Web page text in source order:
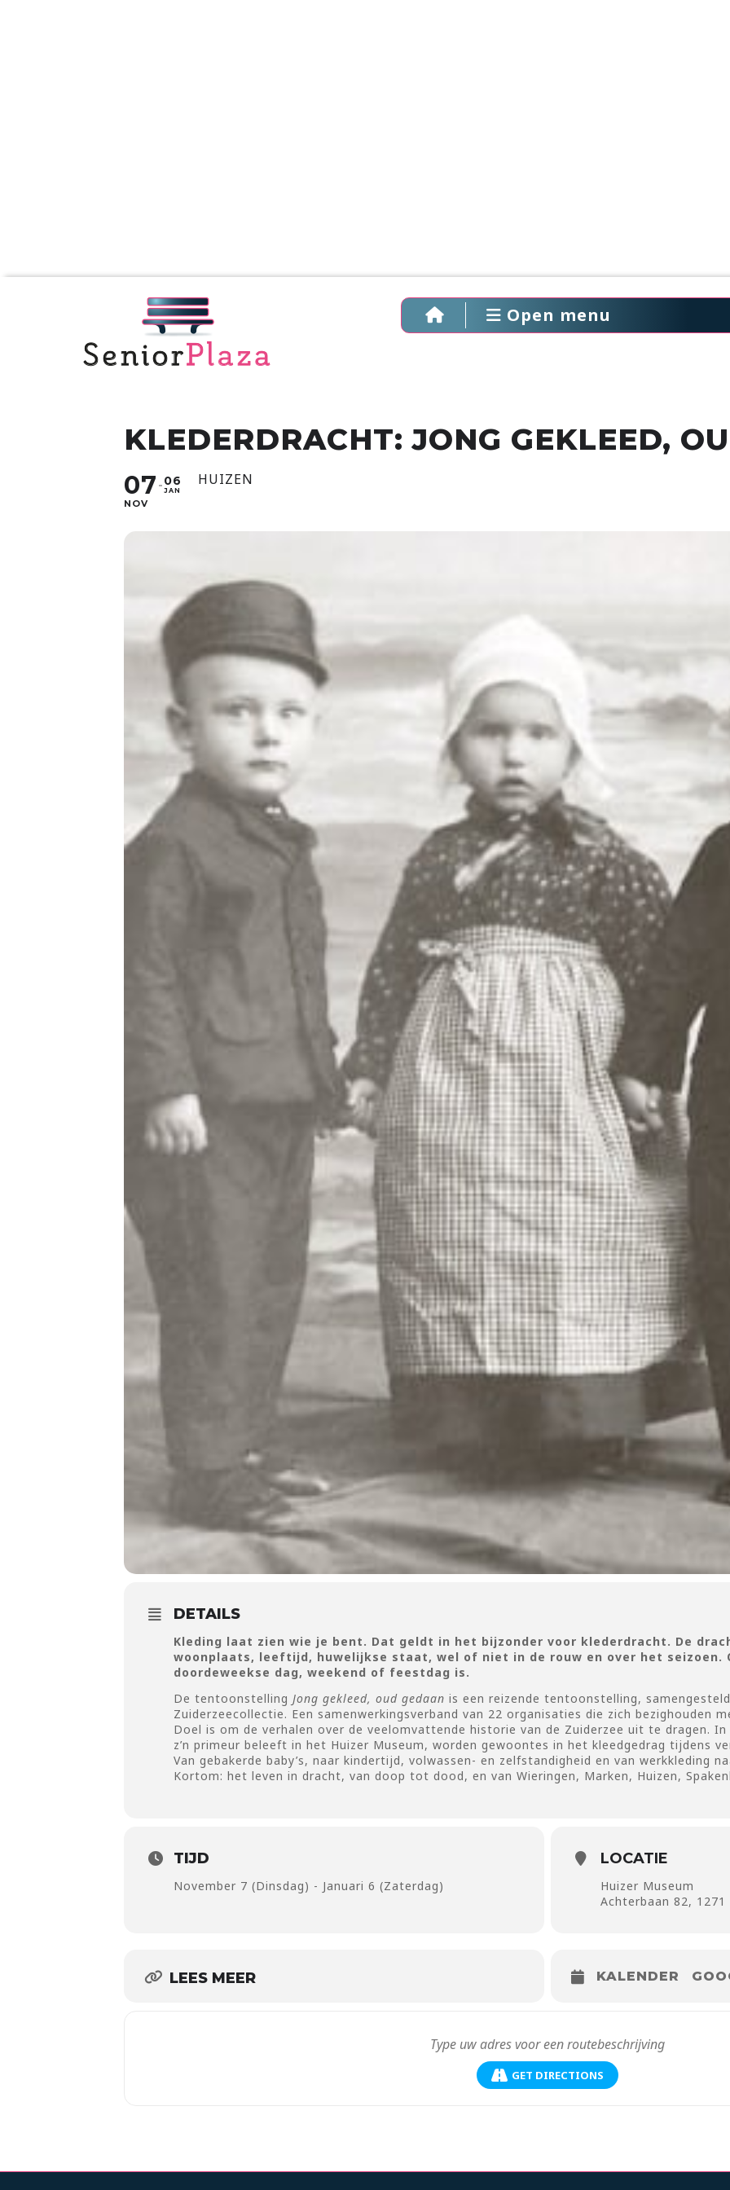
Open menu
KLEDERDRACHT: JONG GEKLEED,
07
NOV
06
JAN
HUIZEN
DETAILS
Kleding laat zien wie je bent. Dat geldt in het bijzonder voor klederdracht. De
woonplaats, leeftijd, huwelijkse staat, wel of niet in de rouw en over het
doordeweekse dag, weekend of feestdag is.
De tentoonstelling Jong gekleed, oud gedaan is een reizende tentoonstelling,
Zuiderzeecollectie. Een samenwerkingsverband van 22 organisaties die zich bezighouden
Doel is om de verhalen over de veelomvattende historie van de Zuiderzee uit te dragen.
z’n primeur beleeft in het Huizer Museum, worden gewoontes in het kleedgedrag tijdens
Van gebakerde baby’s, naar kindertijd, volwassen- en zelfstandigheid en van werkkleding
Kortom: het leven in dracht, van doop tot dood, en van Wieringen, Marken, Huizen,
TIJD
November 7 (Dinsdag) - Januari 6 (Zaterdag)
LOCATIE
Huizer Museum
Achterbaan 82, 1271
LEES MEER KALENDER
GET DIRECTIONS